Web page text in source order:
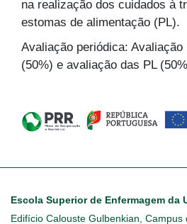
na realização dos cuidados à
estomas de alimentação (PL).
Avaliação periódica:
(50%) e avaliação das PL
Escola Superior de Enfermagem da
Edifício Calouste Gulbenkian,